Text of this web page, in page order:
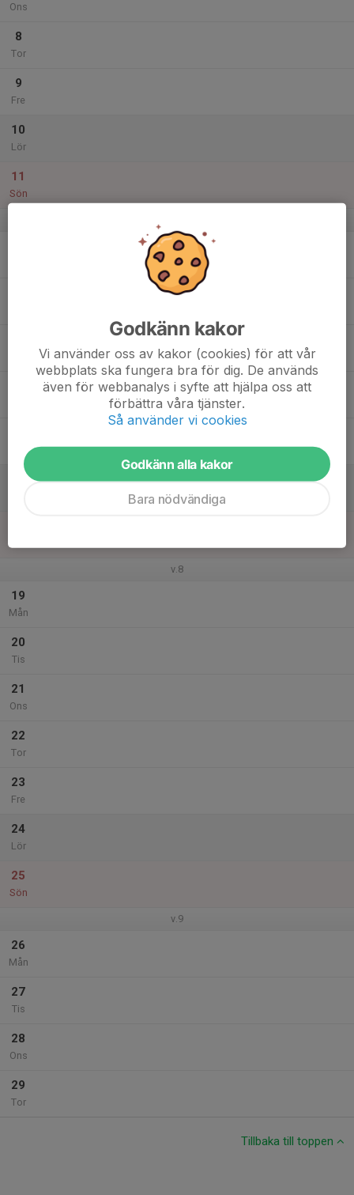
Ons
8
Tor
9
Fre
10
Lör
11
Sön
v.8
19
Mån
20
Tis
21
Ons
22
Tor
23
Fre
24
Lör
25
Sön
v.9
26
Mån
27
Tis
28
Ons
29
Tor
Tillbaka till toppen
Godkänn kakor
Vi använder oss av kakor (cookies) för att vår
webbplats ska fungera bra för dig. De används
även för webbanalys i syfte att hjälpa oss att
förbättra våra tjänster.
Så använder vi cookies
Godkänn alla kakor
Bara nödvändiga